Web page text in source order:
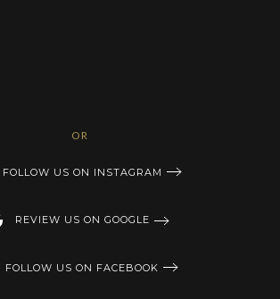
OR
FOLLOW US ON INSTAGRAM
REVIEW US ON GOOGLE
FOLLOW US ON FACEBOOK